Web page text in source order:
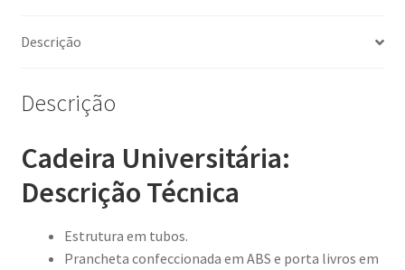
Descrição
Descrição
Cadeira Universitária:
Descrição Técnica
Estrutura em tubos.
Prancheta confeccionada em ABS e porta livros em